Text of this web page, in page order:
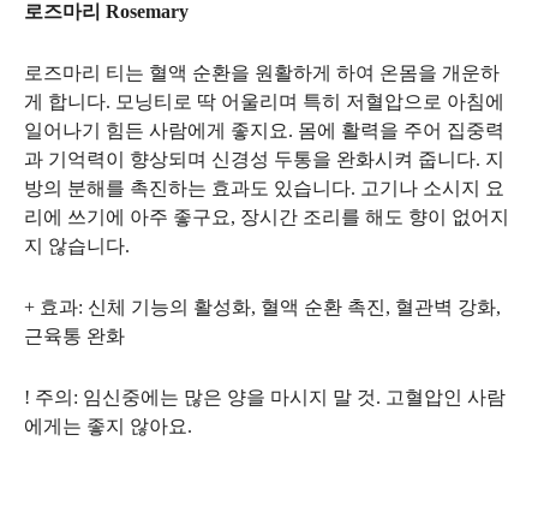
로즈마리 Rosemary
로즈마리 티는 혈액 순환을 원활하게 하여 온몸을 개운하
게 합니다. 모닝티로 딱 어울리며 특히 저혈압으로 아침에
일어나기 힘든 사람에게 좋지요. 몸에 활력을 주어 집중력
과 기억력이 향상되며 신경성 두통을 완화시켜 줍니다. 지
방의 분해를 촉진하는 효과도 있습니다. 고기나 소시지 요
리에 쓰기에 아주 좋구요, 장시간 조리를 해도 향이 없어지
지 않습니다.
+ 효과: 신체 기능의 활성화, 혈액 순환 촉진, 혈관벽 강화,
근육통 완화
! 주의: 임신중에는 많은 양을 마시지 말 것. 고혈압인 사람
에게는 좋지 않아요.